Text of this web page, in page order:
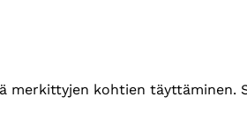
kohtien